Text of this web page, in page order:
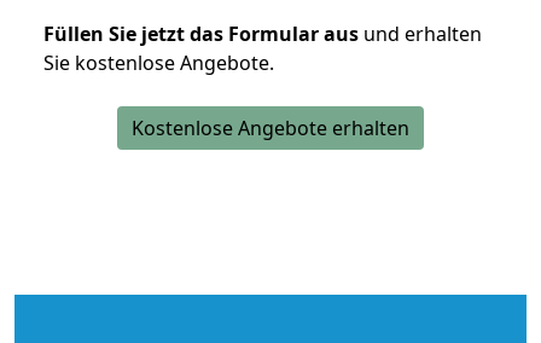
Füllen Sie jetzt das Formular aus und erhalten
Sie kostenlose Angebote.
Kostenlose Angebote erhalten